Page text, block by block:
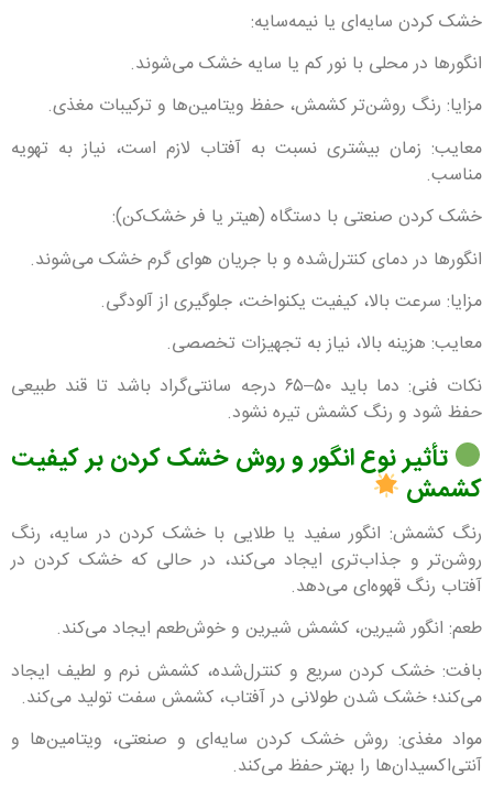
خشک کردن سایه‌ای یا نیمه‌سایه:
انگورها در محلی با نور کم یا سایه خشک می‌شوند.
مزایا: رنگ روشن‌تر کشمش، حفظ ویتامین‌ها و ترکیبات مغذی.
معایب: زمان بیشتری نسبت به آفتاب لازم است، نیاز به تهویه
مناسب.
خشک کردن صنعتی با دستگاه (هیتر یا فر خشک‌کن):
انگورها در دمای کنترل‌شده و با جریان هوای گرم خشک می‌شوند.
مزایا: سرعت بالا، کیفیت یکنواخت، جلوگیری از آلودگی.
معایب: هزینه بالا، نیاز به تجهیزات تخصصی.
نکات فنی: دما باید ۵۰–۶۵ درجه سانتی‌گراد باشد تا قند طبیعی
حفظ شود و رنگ کشمش تیره نشود.
تأثیر نوع انگور و روش خشک کردن بر کیفیت
کشمش
رنگ کشمش: انگور سفید یا طلایی با خشک کردن در سایه، رنگ
روشن‌تر و جذاب‌تری ایجاد می‌کند، در حالی که خشک کردن در
آفتاب رنگ قهوه‌ای می‌دهد.
طعم: انگور شیرین، کشمش شیرین و خوش‌طعم ایجاد می‌کند.
بافت: خشک کردن سریع و کنترل‌شده، کشمش نرم و لطیف ایجاد
می‌کند؛ خشک شدن طولانی در آفتاب، کشمش سفت تولید می‌کند.
مواد مغذی: روش خشک کردن سایه‌ای و صنعتی، ویتامین‌ها و
آنتی‌اکسیدان‌ها را بهتر حفظ می‌کند.